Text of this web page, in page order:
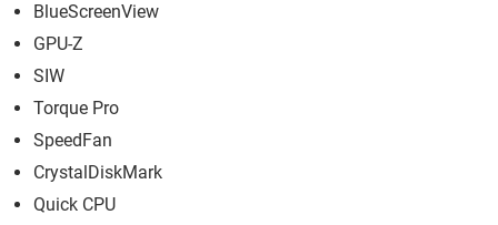
BlueScreenView
GPU-Z
SIW
Torque Pro
SpeedFan
CrystalDiskMark
Quick CPU